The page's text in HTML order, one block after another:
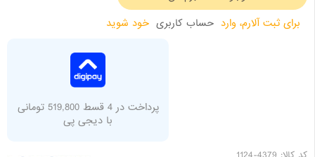
برای ثبت آلارم، وارد حساب کاربری خود شوید
پرداخت در 4 قسط 519,800 تومانی
با دیجی پی